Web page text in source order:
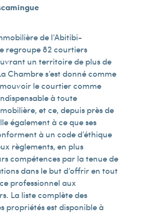
de l’Abitibi-
regroupe 82 courtiers
un territoire de plus de
Chambre s’est donné comme
le courtier comme
à toute
et ce, depuis près de
également à ce que ses
à un code d’éthique
règlements, en plus
compétences par la tenue de
dans le but d’offrir en tout
professionnel aux
La liste complète des
propriétés est disponible à